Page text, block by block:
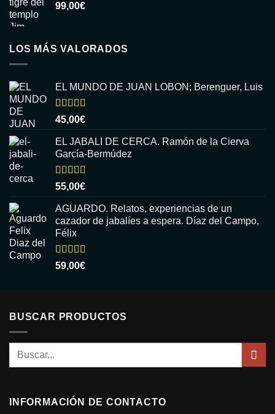
99,00€
LOS MÁS VALORADOS
EL MUNDO DE JUAN LOBON; Berenguer, Luis
Valorado
con
5
45,00€
EL JABALI DE CERCA. Ramón de la Cierva
García-Bermúdez
Valorado
con
5
55,00€
AGUARDO. Relatos, experiencias de un
cazador de jabalíes a espera. Díaz del Campo,
Félix
Valorado
con
59,00€
BUSCAR PRODUCTOS
Buscar
INFORMACIÓN DE CONTACTO